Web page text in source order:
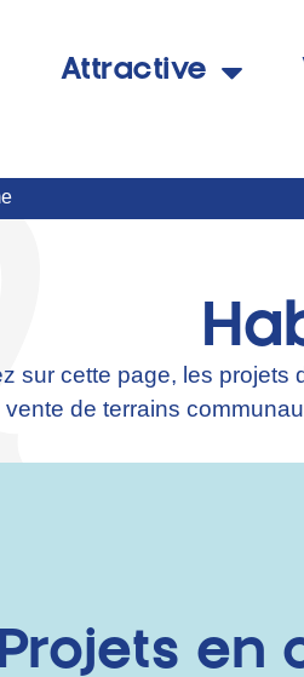
Attractive
sur cette page, les projets
de terrains
Projets en